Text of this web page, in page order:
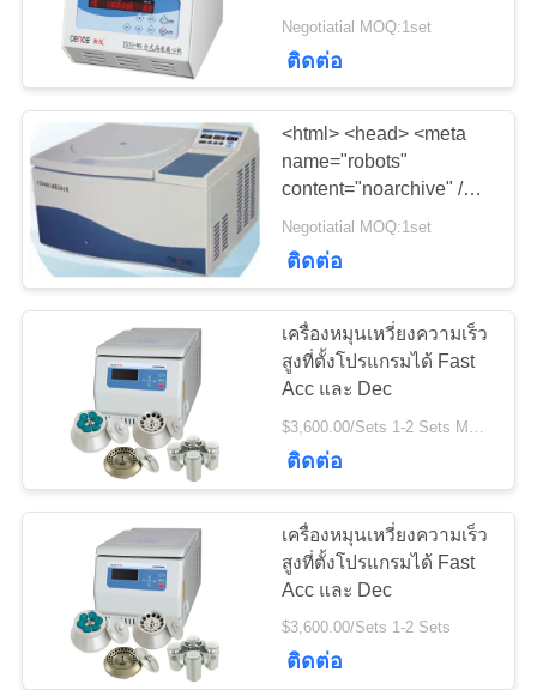
ดีเยี่ยม
Negotiatial MOQ:1set
ติดต่อ
<html> <head> <meta
name="robots"
content="noarchive" />
<meta
content="nosnippet" />
align=center> <h3>Error.
Page cannot be
displayed. Please
provider for more details.
(21)</h3> </div> </body>
</html>
Negotiatial MOQ:1set
ติดต่อ
เครื่องหมุนเหวี่ยงความเร็ว
สูงที่ตั้งโปรแกรมได้ Fast
Acc และ Dec
$3,600.00/Sets 1-2 Sets MOQ:1set
ติดต่อ
เครื่องหมุนเหวี่ยงความเร็ว
สูงที่ตั้งโปรแกรมได้ Fast
Acc และ Dec
$3,600.00/Sets 1-2 Sets
ติดต่อ